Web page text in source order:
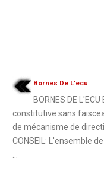
Bornes De L'ecu
BORNES DE
constitutive sans
de mécanisme de
CONSEIL: L'ensemble